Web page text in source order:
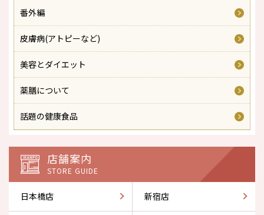
番外編
皮膚病(アトピーなど)
美容とダイエット
薬膳について
話題の健康食品
店舗案内
STORE GUIDE
日本橋店 新宿店